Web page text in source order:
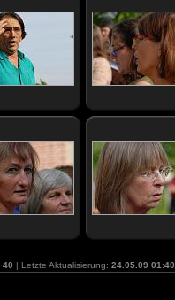
40 | Letzte Aktualisierung: 24.05.09 01:40